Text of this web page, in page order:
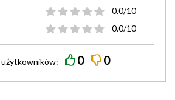
0.0/10
0.0/10
użytkowników: 0 0